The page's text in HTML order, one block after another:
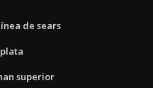
de sears
superior